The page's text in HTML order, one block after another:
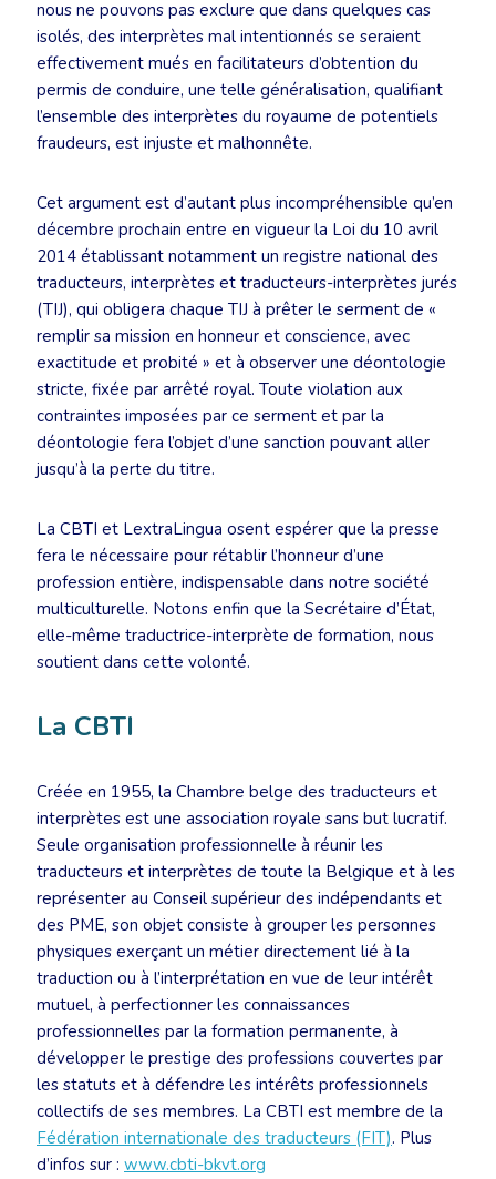
nous ne pouvons pas exclure que dans quelques cas
isolés, des interprètes mal intentionnés se seraient
effectivement mués en facilitateurs d’obtention du
permis de conduire, une telle généralisation, qualifiant
l’ensemble des interprètes du royaume de potentiels
fraudeurs, est injuste et malhonnête.
Cet argument est d’autant plus incompréhensible qu’en
décembre prochain entre en vigueur la Loi du 10 avril
2014 établissant notamment un registre national des
traducteurs, interprètes et traducteurs-interprètes jurés
(TIJ), qui obligera chaque TIJ à prêter le serment de «
remplir sa mission en honneur et conscience, avec
exactitude et probité » et à observer une déontologie
stricte, fixée par arrêté royal. Toute violation aux
contraintes imposées par ce serment et par la
déontologie fera l’objet d’une sanction pouvant aller
jusqu’à la perte du titre.
La CBTI et LextraLingua osent espérer que la presse
fera le nécessaire pour rétablir l’honneur d’une
profession entière, indispensable dans notre société
multiculturelle. Notons enfin que la Secrétaire d’État,
elle-même traductrice-interprète de formation, nous
soutient dans cette volonté.
La CBTI
Créée en 1955, la Chambre belge des traducteurs et
interprètes est une association royale sans but lucratif.
Seule organisation professionnelle à réunir les
traducteurs et interprètes de toute la Belgique et à les
représenter au Conseil supérieur des indépendants et
des PME, son objet consiste à grouper les personnes
physiques exerçant un métier directement lié à la
traduction ou à l’interprétation en vue de leur intérêt
mutuel, à perfectionner les connaissances
professionnelles par la formation permanente, à
développer le prestige des professions couvertes par
les statuts et à défendre les intérêts professionnels
collectifs de ses membres. La CBTI est membre de la
Fédération internationale des traducteurs (FIT). Plus
d’infos sur : www.cbti-bkvt.org